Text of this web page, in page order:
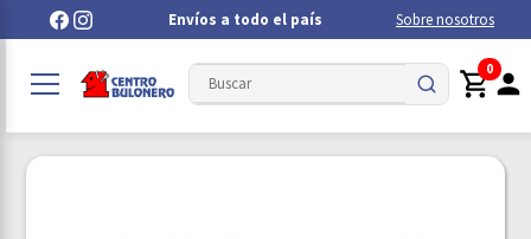
Envíos a todo el país Sobre nosotros
0